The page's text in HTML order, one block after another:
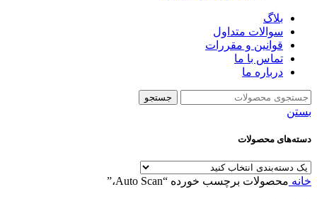
بلاگ
سوالات متداول
قوانین و مقررات
تماس با ما
درباره ما
جستجو
بستن
دسته‌های محصولات
خانه محصولات برچسب خورده “Auto Scan،”